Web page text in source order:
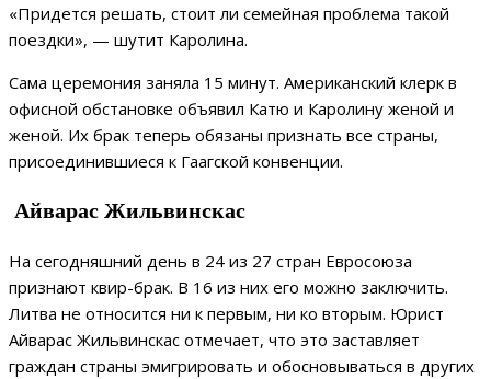
«Придется решать, стоит ли семейная проблема такой
поездки», — шутит Каролина.
Сама церемония заняла 15 минут. Американский клерк в
офисной обстановке объявил Катю и Каролину женой и
женой. Их брак теперь обязаны признать все страны,
присоединившиеся к Гаагской конвенции.
Айварас Жильвинскас
На сегодняшний день в 24 из 27 стран Евросоюза
признают квир-брак. В 16 из них его можно заключить.
Литва не относится ни к первым, ни ко вторым. Юрист
Айварас Жильвинскас отмечает, что это заставляет
граждан страны эмигрировать и обосновываться в других